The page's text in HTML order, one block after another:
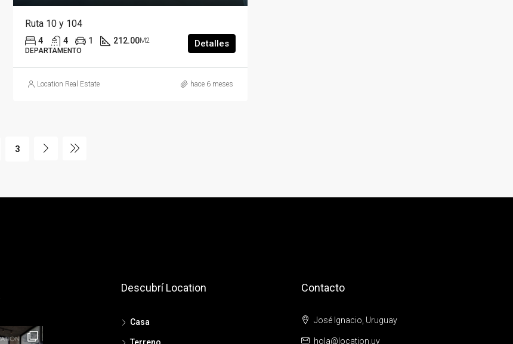
Ruta 10 y 104
4 4 1 212.00M2
DEPARTAMENTO
Detalles
Location Real Estate hace 6 meses
3
Descubrí Location
Casa
Terreno
Contacto
José Ignacio, Uruguay
hola@location.uy